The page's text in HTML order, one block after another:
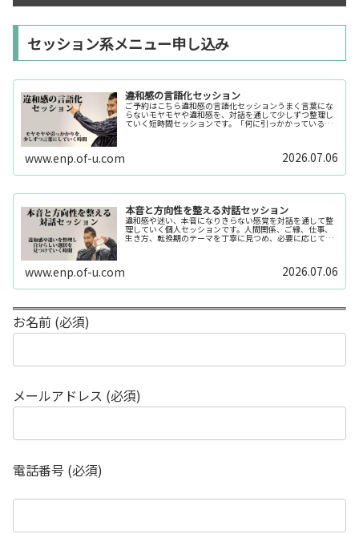
セッション系メニュー申し込み
違和感の言語化セッション
ご予約はこちら違和感の言語化セッションうまく言葉にな
らないモヤモヤや違和感を、対話を通して少しずつ整理し
ていく短時間セッションです。「何に引っかかっているの
www.enp.of-u.com 2026.07.06
本音と方向性を整える対話セッション
違和感や迷い、本音になりきらない感覚を対話を通して整
理していく個人セッションです。人間関係、ご縁、仕事、
生き方、転換期のテーマを丁寧に見つめ、必要に応じてカ
ードや感性の視点も補助的に用います。
www.enp.of-u.com 2026.07.06
お名前 (必須)
メールアドレス (必須)
電話番号 (必須)